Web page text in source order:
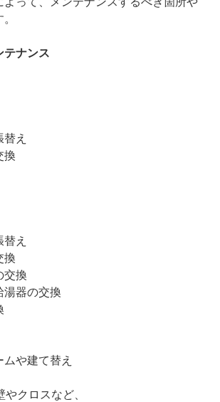
テナンス
替え
換
替え
換
交換
湯器の交換
ムや建て替え
クロスなど、